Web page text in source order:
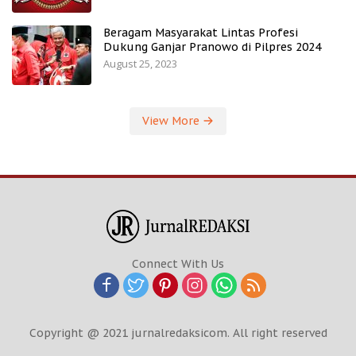
Beragam Masyarakat Lintas Profesi
Dukung Ganjar Pranowo di Pilpres 2024
August 25, 2023
View More
Connect With Us
Copyright @ 2021 jurnalredaksicom. All right reserved